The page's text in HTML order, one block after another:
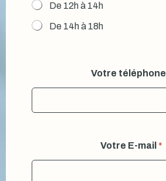
De 12h à 14h
De 14h à 18h
Votre téléphone
Votre E-mail *